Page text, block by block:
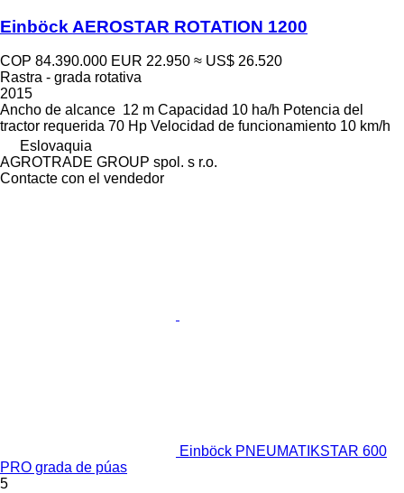
Einböck AEROSTAR ROTATION 1200
COP 84.390.000 EUR 22.950 ≈ US$ 26.520
Rastra - grada rotativa
2015
Ancho de alcance 12 m Capacidad 10 ha/h Potencia del
tractor requerida 70 Hp Velocidad de funcionamiento 10 km/h
Eslovaquia
AGROTRADE GROUP spol. s r.o.
Contacte con el vendedor
Einböck PNEUMATIKSTAR 600
PRO grada de púas
5